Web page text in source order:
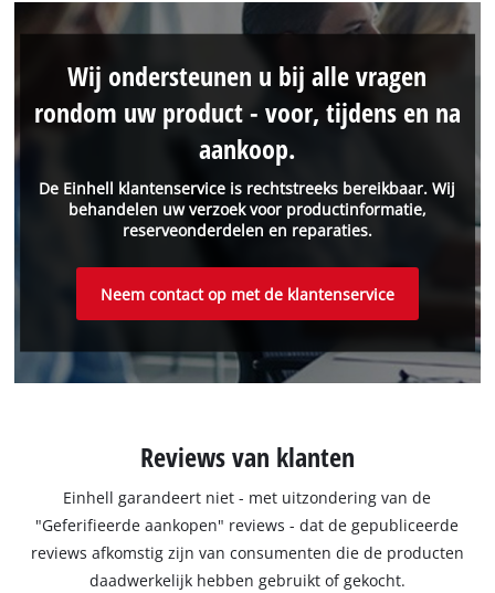
De Einhell klantenservice is rechtstreeks bereikbaar. Wij
behandelen uw verzoek voor productinformatie,
reserveonderdelen en reparaties.
Wij ondersteunen u bij alle vragen
rondom uw product - voor, tijdens en na
aankoop.
Neem contact op met de klantenservice
Reviews van klanten
Einhell garandeert niet - met uitzondering van de
"Geferifieerde aankopen" reviews - dat de gepubliceerde
reviews afkomstig zijn van consumenten die de producten
daadwerkelijk hebben gebruikt of gekocht.